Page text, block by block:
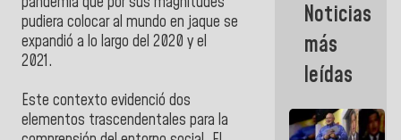
pudiera colocar al mundo en jaque se
expandió a lo largo del 2020 y el
2021.
Este contexto evidenció dos
elementos trascendentales para la
frente
México Sub
23 en los
Centroamericanos
Noticias
más
leídas